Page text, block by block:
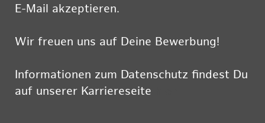
E-Mail akzeptieren.
Wir freuen uns auf Deine Bewerbung!
Informationen zum Datenschutz findest Du
auf unserer Karriereseite